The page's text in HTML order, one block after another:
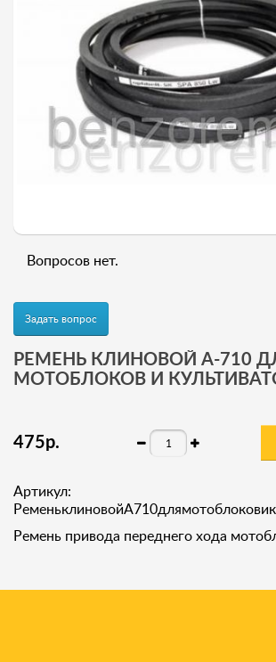
Вопросов нет.
Задать вопрос
РЕМЕНЬ КЛИНОВОЙ A-710
МОТОБЛОКОВ И
475р.
Артикул:
Ремень привода переднего хода